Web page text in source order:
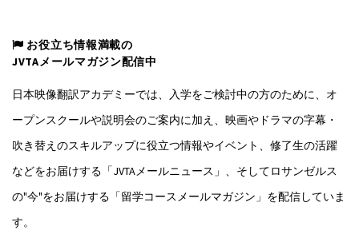
お役立ち情報満載の
JVTAメールマガジン配信中
日本映像翻訳アカデミーでは、入学をご検討中の方のために、オ
ープンスクールや説明会のご案内に加え、映画やドラマの字幕・
吹き替えのスキルアップに役立つ情報やイベント、修了生の活躍
などをお届けする「JVTAメールニュース」、そしてロサンゼルス
の"今"をお届けする「留学コースメールマガジン」を配信していま
す。